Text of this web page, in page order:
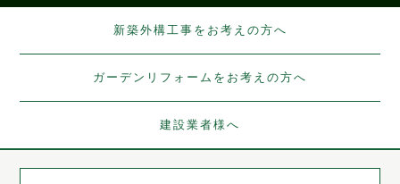
新築外構工事をお考えの方へ
ガーデンリフォームをお考えの方へ
建設業者様へ